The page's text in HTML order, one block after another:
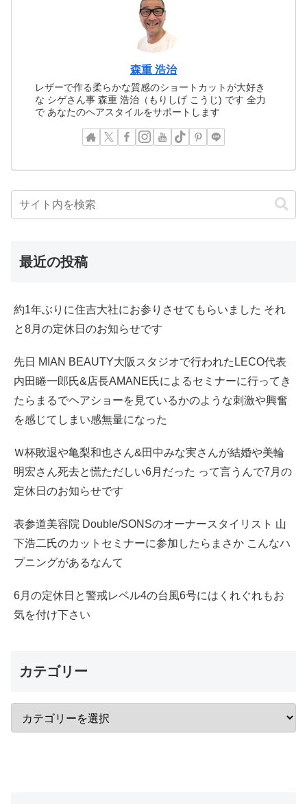
森重 浩治
レザーで作る柔らかな質感のショートカットが大好き
な シゲさん事 森重 浩治（もりしげ こうじ) です 全力
で あなたのヘアスタイルをサポートします
最近の投稿
約1年ぶりに住吉大社にお参りさせてもらいました それ
と8月の定休日のお知らせです
先日 MIAN BEAUTY大阪スタジオで行われたLECO代表
内田睠一郎氏&店長AMANE氏によるセミナーに行ってき
たらまるでヘアショーを見ているかのような刺激や興奮
を感じてしまい感無量になった
Ｗ杯敗退や亀梨和也さん&田中みな実さんが結婚や美輪
明宏さん死去と慌ただしい6月だった って言うんで7月の
定休日のお知らせです
表参道美容院 Double/SONSのオーナースタイリスト 山
下浩二氏のカットセミナーに参加したらまさか こんなハ
プニングがあるなんて
6月の定休日と警戒レベル4の台風6号にはくれぐれもお
気を付け下さい
カテゴリー